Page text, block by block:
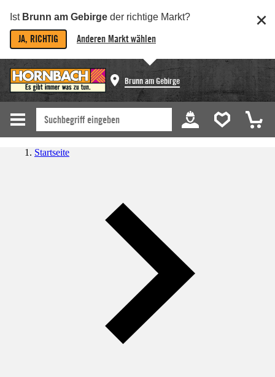
Ist Brunn am Gebirge der richtige Markt?
JA, RICHTIG Anderen Markt wählen
Brunn am Gebirge
Startseite